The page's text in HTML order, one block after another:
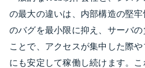
の最大の違いは、内部構造の堅
のバグを最小限に抑え、サーバ
ことで、アクセスが集中した際
にも安定して稼働し続けます。